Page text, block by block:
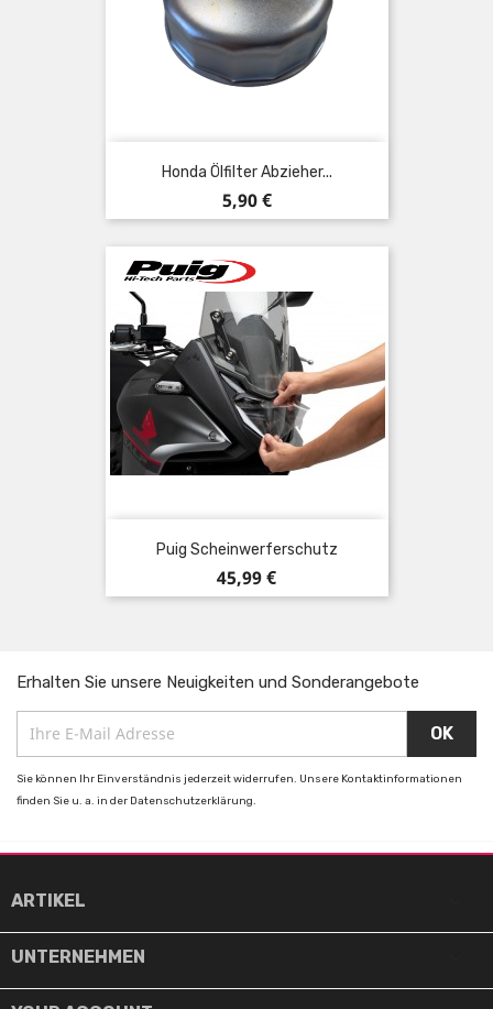
Honda Ölfilter Abzieher...
Preis
5,90 €
Puig Scheinwerferschutz
Preis
45,99 €
Erhalten Sie unsere Neuigkeiten und Sonderangebote
Sie können Ihr Einverständnis jederzeit widerrufen. Unsere Kontaktinformationen
finden Sie u. a. in der Datenschutzerklärung.
ARTIKEL
UNTERNEHMEN